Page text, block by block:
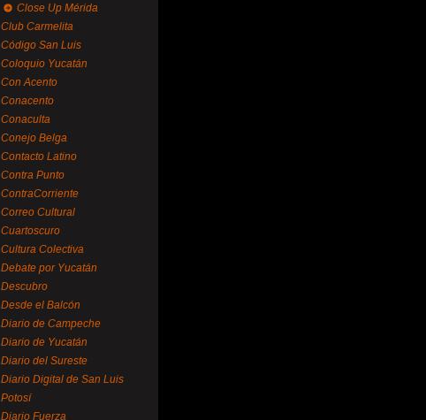
Close Up Mérida
Club Carmelita
Código San Luis
Coloquio Yucatán
Con Acento
Conacento
Conaculta
Conejo Belga
Contacto Latino
Contra Punto
ContraCorriente
Correo Cultural
Cuartoscuro
Cultura Colectiva
Debate por Yucatán
Descubro
Desde el Balcón
Diario de Campeche
Diario de Yucatán
Diario del Sureste
Diario Digital de San Luis
Potosí
Diario Fuerza